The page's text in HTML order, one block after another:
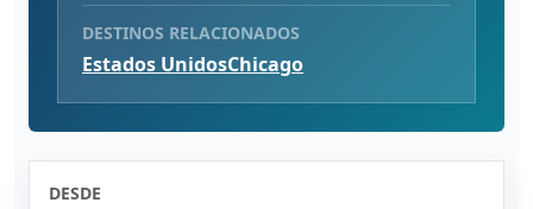
DESTINOS RELACIONADOS
Estados UnidosChicago
DESDE